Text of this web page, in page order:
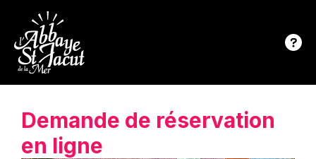
Demande de réservation
en ligne